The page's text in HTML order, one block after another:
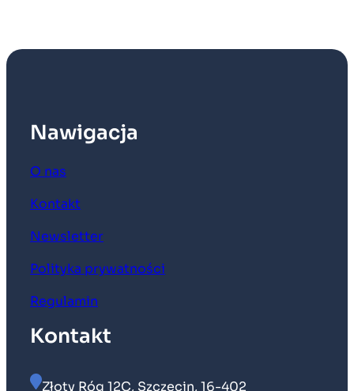
Nawigacja
O nas
Kontakt
Newsletter
Polityka prywatności
Regulamin
Kontakt
Złoty Róg 12C, Szczecin, 16-402